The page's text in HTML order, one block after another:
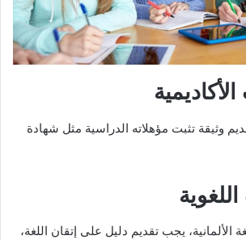
وثيقة تثبت مؤهلاته الدراسية مثل شهادة
الألمانية، يجب تقديم دليل على إتقان اللغة،